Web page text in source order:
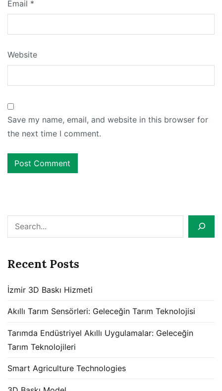
Email *
Website
Save my name, email, and website in this browser for
the next time I comment.
Search
Recent Posts
İzmir 3D Baskı Hizmeti
Akıllı Tarım Sensörleri: Geleceğin Tarım Teknolojisi
Tarımda Endüstriyel Akıllı Uygulamalar: Geleceğin
Tarım Teknolojileri
Smart Agriculture Technologies